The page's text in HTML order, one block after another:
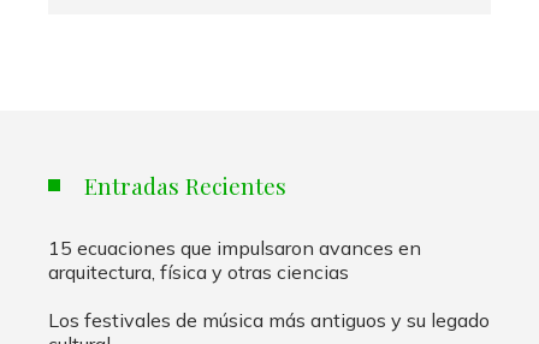
Entradas Recientes
15 ecuaciones que impulsaron avances en
arquitectura, física y otras ciencias
Los festivales de música más antiguos y su legado